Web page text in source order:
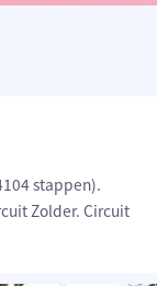
stappen).
Zolder. Circuit